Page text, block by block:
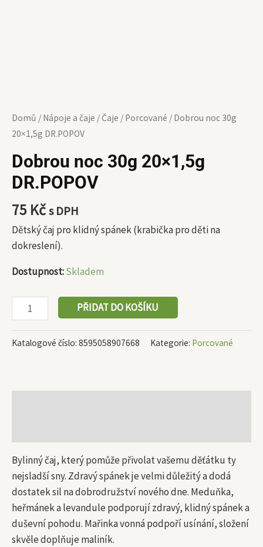
Domů / Nápoje a čaje / Čaje / Porcované / Dobrou noc 30g
20×1,5g DR.POPOV
Dobrou noc 30g 20×1,5g
DR.POPOV
75 Kčs DPH
Dětský čaj pro klidný spánek (krabička pro děti na
dokreslení).
Dostupnost:Skladem
PŘIDAT DO KOŠÍKU
Katalogové číslo: 8595058907668 Kategorie: Porcované
Bylinný čaj, který pomůže přivolat vašemu děťátku ty
nejsladší sny. Zdravý spánek je velmi důležitý a dodá
dostatek sil na dobrodružství nového dne. Meduňka,
heřmánek a levandule podporují zdravý, klidný spánek a
duševní pohodu. Mařinka vonná podpoří usínání, složení
skvěle doplňuje maliník.